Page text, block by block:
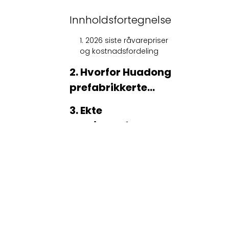
Innholdsfortegnelse
1. 2026 siste råvarepriser
og kostnadsfordeling
2. Hvorfor Huadong
prefabrikkerte
spor er det
overlegne valget
3. Ekte
prosjektreferanser